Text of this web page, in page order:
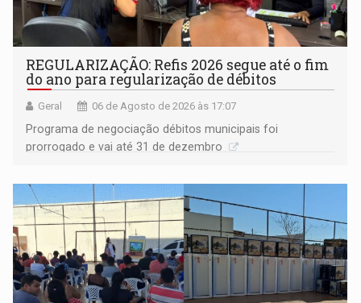
REGULARIZAÇÃO: Refis 2026 segue até o fim
do ano para regularização de débitos
Geral 06 de Agosto de 2026 às 17:07
Programa de negociação débitos municipais foi
prorrogado e vai até 31 de dezembro